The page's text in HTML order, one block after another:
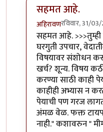
सहमत आहे.
अहिरावणरविवार, 31/
In reply toहसत
सहमत आहे.
घरगुती उपचार,
विषयावर संशोधन
खर्च? शून्य. विषय
करण्या साठी काही
काहीही अभ्यास न
पेयाची पण गरज
अंमळ वेळ. फक्त
नाही." कशावरुन "